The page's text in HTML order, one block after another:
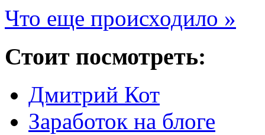
Что еще происходило »
Стоит посмотреть:
Дмитрий Кот
Заработок на блоге